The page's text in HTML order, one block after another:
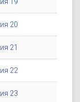
19
20
21
22
23